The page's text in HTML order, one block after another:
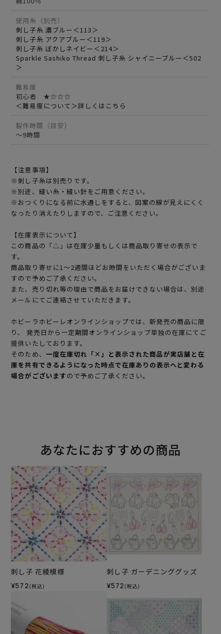
使用糸（別売）
刺し子糸 濃ブルー＜113＞
刺し子糸 アクアブルー＜119＞
刺し子糸 ぼかしネイビー＜214＞
Sparkle Sashiko Thread 刺し子糸 シャイニーブルー＜502
＞
難易度
初心者 ★☆☆☆
＜難易度について＞詳しくはこちら
製作時間（目安）
～9時間
【注意事項】
※刺し子糸は別売りです。
※別途、縫い糸・縫い針をご用意ください。
※おつくりになる前に水通しをすると、図案の線が見えにくく
なったり消えたりしますので、ご注意ください。
【在庫表示について】
この商品の「△」は在庫少量もしくは商品取り寄せの表示で
す。
商品取り寄せに1～2週間ほどお時間をいただく場合がございま
すので予めご了承ください。
また、売り切れ等の理由で商品をお届けできない場合は、別途
メールにてご連絡させていただきます。
ホビーラホビーレオンラインショップでは、新発売の商品に限
り、 発売日から一定期間オンラインショップ単独の在庫にてご
提供いたしております。
そのため、 一度在庫切れ「×」と表示された商品が実店舗と在
庫を共有できるようになった時点で在庫ありの表示へと変わる
場合がございますので予めご了承ください。
あなたにおすすめの商品
刺し子 花綾模様
¥572 (税込)
刺し子 ガーデニンググッズ
¥572 (税込)